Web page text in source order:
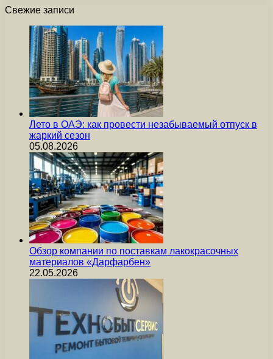
Свежие записи
Лето в ОАЭ: как провести незабываемый отпуск в
жаркий сезон
05.08.2026
Обзор компании по поставкам лакокрасочных
материалов «Дарфарбен»
22.05.2026